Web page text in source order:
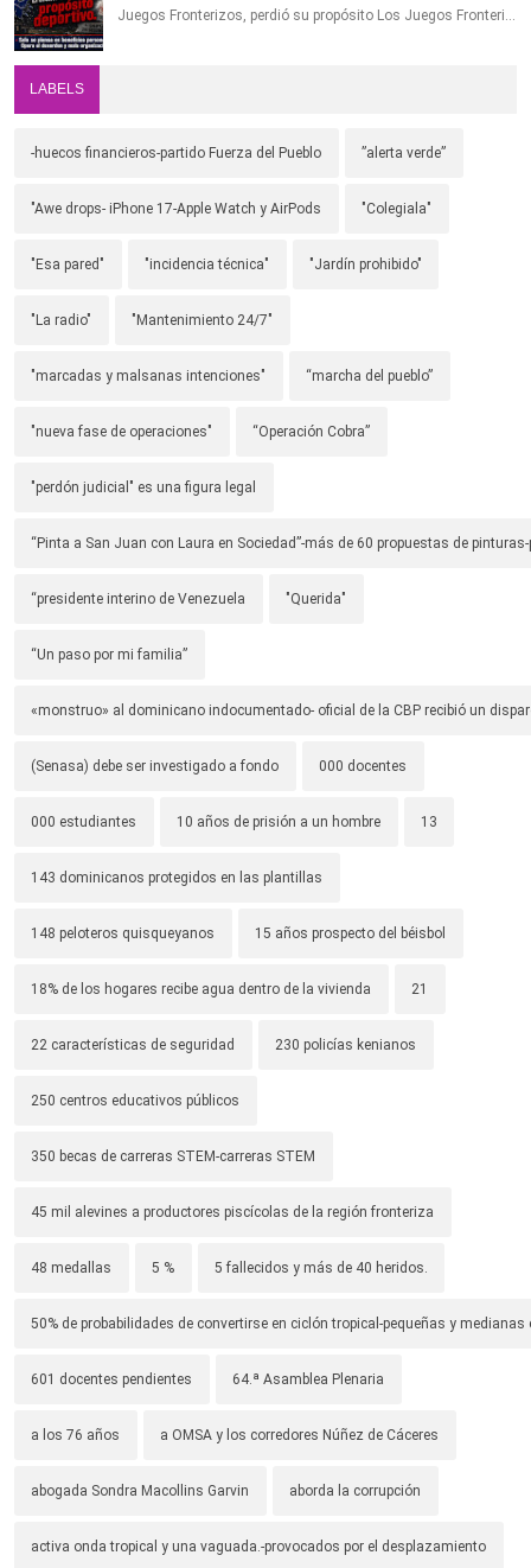
Juegos Fronterizos, perdió su propósito Los Juegos Fronteri…
LABELS
-huecos financieros-partido Fuerza del Pueblo ”alerta verde”
"Awe drops- iPhone 17-Apple Watch y AirPods "Colegiala"
"Esa pared" "incidencia técnica" "Jardín prohibido"
"La radio" "Mantenimiento 24/7"
"marcadas y malsanas intenciones" “marcha del pueblo”
"nueva fase de operaciones" “Operación Cobra”
"perdón judicial" es una figura legal
“Pinta a San Juan con Laura en Sociedad”-más de 60 propuestas de
“presidente interino de Venezuela "Querida"
“Un paso por mi familia”
«monstruo» al dominicano indocumentado- oficial de la CBP recibió un
(Senasa) debe ser investigado a fondo 000 docentes
000 estudiantes 10 años de prisión a un hombre 13
143 dominicanos protegidos en las plantillas
148 peloteros quisqueyanos 15 años prospecto del béisbol
18% de los hogares recibe agua dentro de la vivienda 21
22 características de seguridad 230 policías kenianos
250 centros educativos públicos
350 becas de carreras STEM-carreras STEM
45 mil alevines a productores piscícolas de la región fronteriza
48 medallas 5 % 5 fallecidos y más de 40 heridos.
50% de probabilidades de convertirse en ciclón tropical-pequeñas y
601 docentes pendientes 64.ª Asamblea Plenaria
a los 76 años a OMSA y los corredores Núñez de Cáceres
abogada Sondra Macollins Garvin aborda la corrupción
activa onda tropical y una vaguada.-provocados por el desplazamiento